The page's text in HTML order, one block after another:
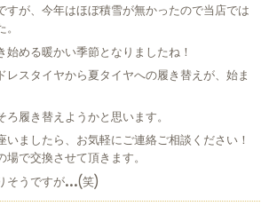
すが、今年はほぼ積雪が無かったので当店では
始める暖かい季節となりましたね！
レスタイヤから夏タイヤへの履き替えが、始ま
ろ履き替えようかと思います。
いましたら、お気軽にご連絡ご相談ください！
で交換させて頂きます。
そうですが…(笑)